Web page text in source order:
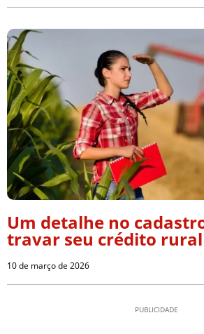
Um detalhe no
travar seu crédito rural
10 de março de 2026
PUBLICIDADE